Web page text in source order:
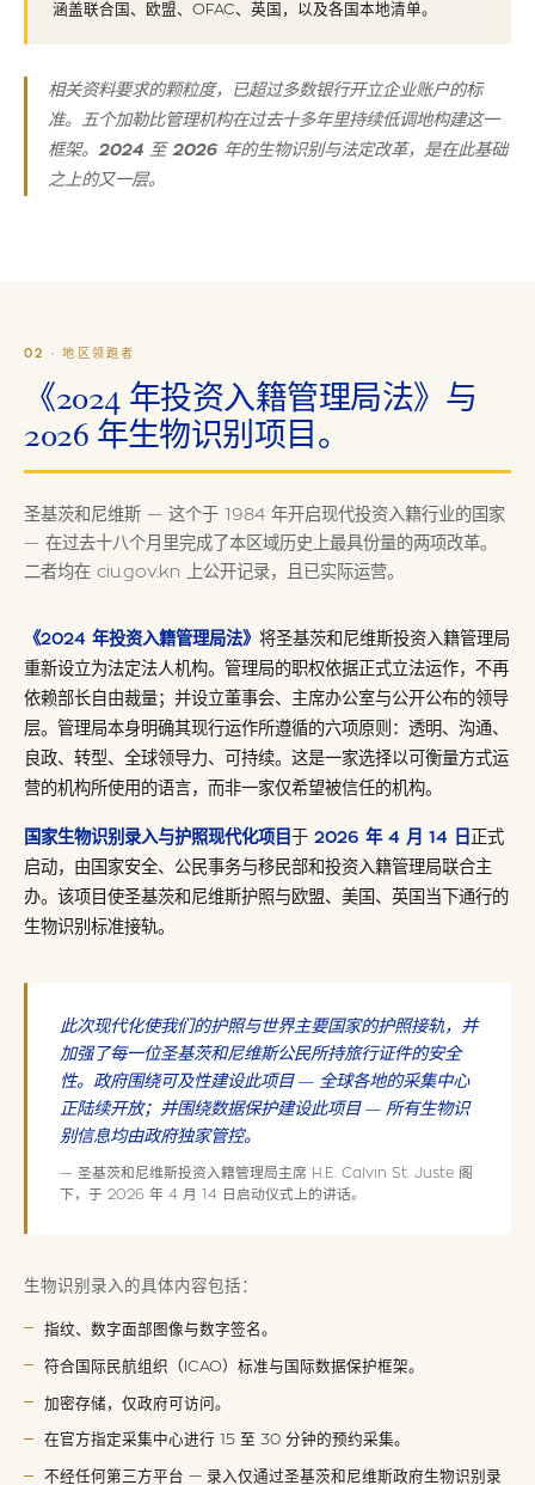
涵盖联合国、欧盟、OFAC、英国，以及各国本地清单。
相关资料要求的颗粒度，已超过多数银行开立企业账户的标
准。五个加勒比管理机构在过去十多年里持续低调地构建这一
框架。2024 至 2026 年的生物识别与法定改革，是在此基础
之上的又一层。
02 · 地区领跑者
《2024 年投资入籍管理局法》与
2026 年生物识别项目。
圣基茨和尼维斯 — 这个于 1984 年开启现代投资入籍行业的国家
— 在过去十八个月里完成了本区域历史上最具份量的两项改革。
二者均在 ciu.gov.kn 上公开记录，且已实际运营。
《2024 年投资入籍管理局法》将圣基茨和尼维斯投资入籍管理局
重新设立为法定法人机构。管理局的职权依据正式立法运作，不再
依赖部长自由裁量；并设立董事会、主席办公室与公开公布的领导
层。管理局本身明确其现行运作所遵循的六项原则：透明、沟通、
良政、转型、全球领导力、可持续。这是一家选择以可衡量方式运
营的机构所使用的语言，而非一家仅希望被信任的机构。
国家生物识别录入与护照现代化项目于2026 年 4 月 14 日 正式
启动，由国家安全、公民事务与移民部和投资入籍管理局联合主
办。该项目使圣基茨和尼维斯护照与欧盟、美国、英国当下通行的
生物识别标准接轨。
此次现代化使我们的护照与世界主要国家的护照接轨，并
加强了每一位圣基茨和尼维斯公民所持旅行证件的安全
性。政府围绕可及性建设此项目 — 全球各地的采集中心
正陆续开放；并围绕数据保护建设此项目 — 所有生物识
别信息均由政府独家管控。
— 圣基茨和尼维斯投资入籍管理局主席 H.E. Calvin St. Juste 阁
下，于 2026 年 4 月 14 日启动仪式上的讲话。
生物识别录入的具体内容包括：
指纹、数字面部图像与数字签名。
符合国际民航组织（ICAO）标准与国际数据保护框架。
加密存储，仅政府可访问。
在官方指定采集中心进行 15 至 30 分钟的预约采集。
不经任何第三方平台 — 录入仅通过圣基茨和尼维斯政府生物识别录